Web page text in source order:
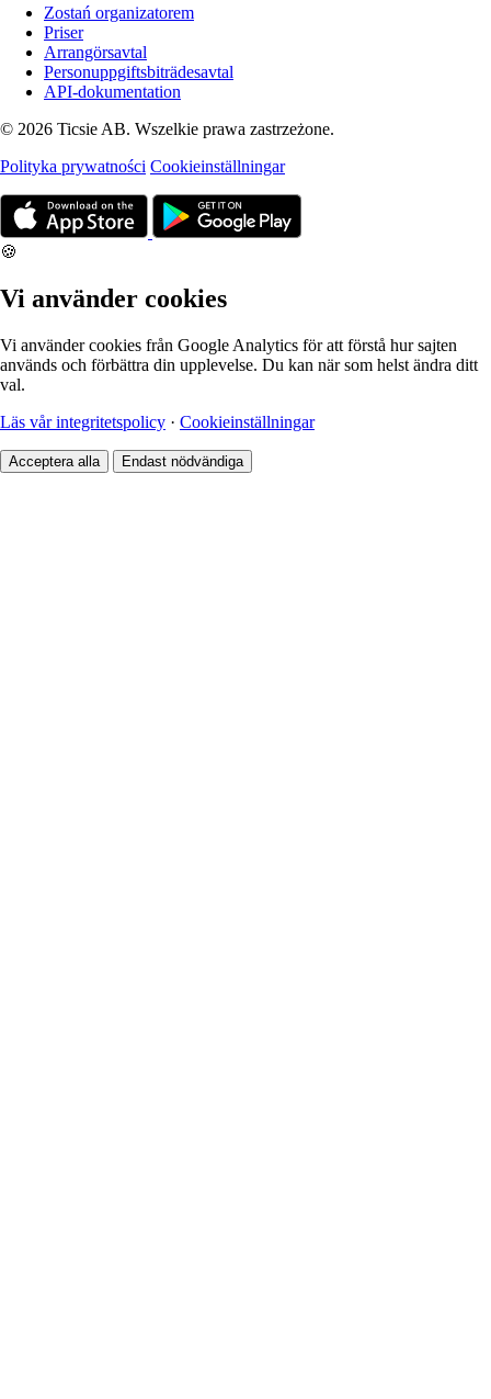
Zostań organizatorem
Priser
Arrangörsavtal
Personuppgiftsbiträdesavtal
API-dokumentation
© 2026 Ticsie AB. Wszelkie prawa zastrzeżone.
Polityka prywatności Cookieinställningar
🍪
Vi använder cookies
Vi använder cookies från Google Analytics för att förstå hur sajten
används och förbättra din upplevelse. Du kan när som helst ändra ditt
val.
Läs vår integritetspolicy · Cookieinställningar
Acceptera alla Endast nödvändiga